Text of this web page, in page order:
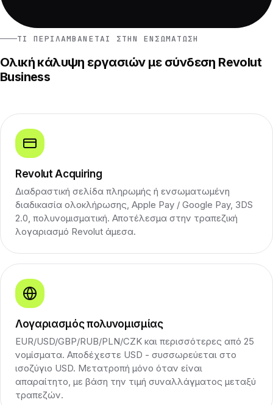
ΤΙ ΠΕΡΙΛΑΜΒΆΝΕΤΑΙ ΣΤΗΝ ΕΝΣΩΜΆΤΩΣΗ
Ολική κάλυψη εργασιών με σύνδεση Revolut
Business
Revolut Acquiring
Διαδραστική σελίδα πληρωμής ή ενσωματωμένη
διαδικασία ολοκλήρωσης, Apple Pay / Google Pay, 3DS
2.0, πολυνομισματική. Αποτέλεσμα στην τραπεζική
λογαριασμό Revolut άμεσα.
Λογαριασμός πολυνομισμίας
EUR/USD/GBP/RUB/PLN/CZK και περισσότερες από 25
νομίσματα. Αποδέχεστε USD - συσσωρεύεται στο
ισοζύγιο USD. Μετατροπή μόνο όταν είναι
απαραίτητο, με βάση την τιμή συναλλάγματος μεταξύ
τραπεζών.